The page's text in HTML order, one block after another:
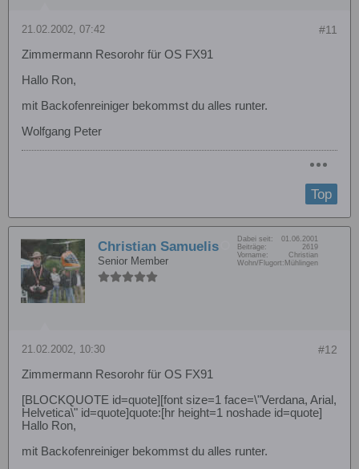
#11
21.02.2002, 07:42
Zimmermann Resorohr für OS FX91
Hallo Ron,
mit Backofenreiniger bekommst du alles runter.
Wolfgang Peter
Top
Christian Samuelis
Senior Member
Dabei seit:
01.06.2001
Beiträge:
2619
Vorname:
Christian
Wohn/Flugort: Mühlingen
#12
21.02.2002, 10:30
Zimmermann Resorohr für OS FX91
[BLOCKQUOTE id=quote][font size=1 face=\"Verdana, Arial,
Helvetica\" id=quote]quote:[hr height=1 noshade id=quote]
Hallo Ron,
mit Backofenreiniger bekommst du alles runter.